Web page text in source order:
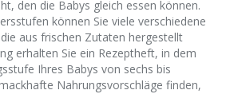
den die Babys gleich essen können.
können Sie viele verschiedene
aus frischen Zutaten hergestellt
erhalten Sie ein Rezeptheft, in dem
Ihres Babys von sechs bis
Nahrungsvorschläge finden,